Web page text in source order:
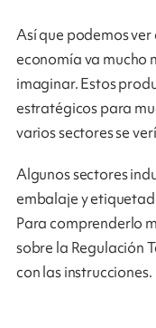
Así que podemos
economía va mucho
imaginar. Estos
estratégicos para
varios sectores se
Algunos sectores
embalaje y
Para comprenderlo
sobre la Regulación
con las instrucciones.